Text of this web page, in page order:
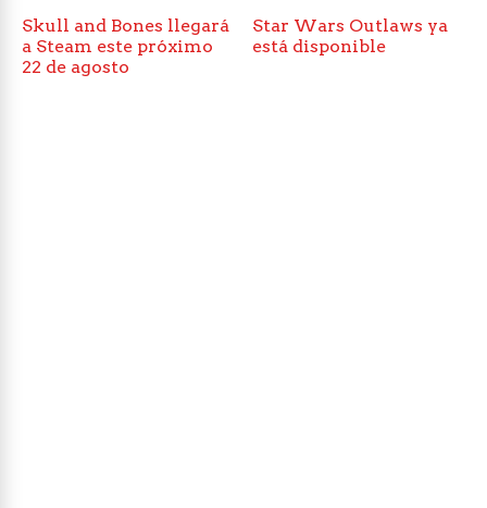
Skull and Bones llegará
a Steam este próximo
22 de agosto
Star Wars Outlaws ya
está disponible